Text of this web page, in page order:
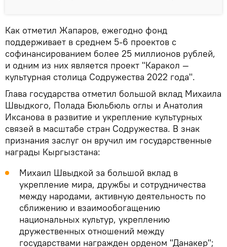
Как отметил Жапаров, ежегодно фонд
поддерживает в среднем 5-6 проектов с
софинансированием более 25 миллионов рублей,
и одним из них является проект "Каракол —
культурная столица Содружества 2022 года".
Глава государства отметил большой вклад Михаила
Швыдкого, Полада Бюльбюль оглы и Анатолия
Иксанова в развитие и укрепление культурных
связей в масштабе стран Содружества. В знак
признания заслуг он вручил им государственные
награды Кыргызстана:
Михаил Швыдкой за большой вклад в
укрепление мира, дружбы и сотрудничества
между народами, активную деятельность по
сближению и взаимообогащению
национальных культур, укреплению
дружественных отношений между
государствами награжден орденом "Данакер";